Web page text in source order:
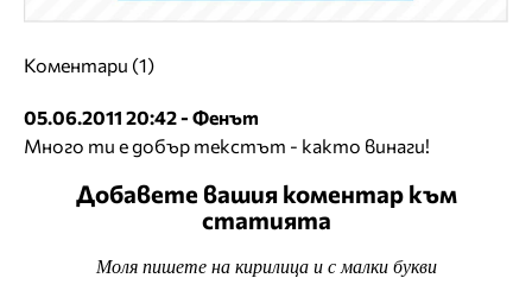
Коментари (1)
05.06.2011 20:42 - Фенът
Много ти е добър текстът - както винаги!
Добавете вашия коментар към
статията
Моля пишете на кирилица и с малки букви